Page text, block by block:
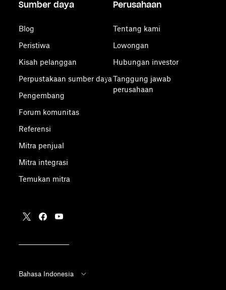
Sumber daya
Blog
Peristiwa
Kisah pelanggan
Perpustakaan sumber daya
Pengembang
Forum komunitas
Referensi
Mitra penjual
Mitra integrasi
Temukan mitra
Perusahaan
Tentang kami
Lowongan
Hubungan investor
Tanggung jawab
perusahaan
Bahasa Indonesia